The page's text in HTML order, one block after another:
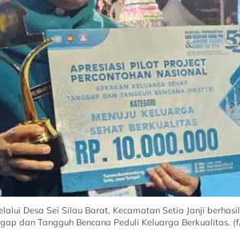
Desa Sei Silau Barat, Kecamatan Setia Janji
dan Tangguh Bencana Peduli Keluarga Berkualitas.